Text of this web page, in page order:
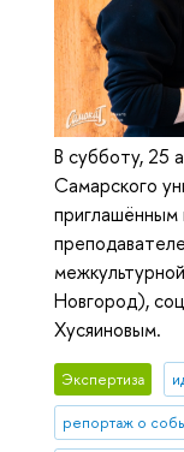
В субботу, 25
Самарского
Новгород),
Хусяиновым.
Экспертиза
репортаж о